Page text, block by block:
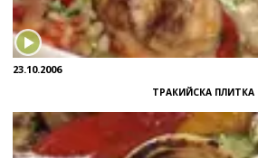
23.10.2006
ТРАКИЙСКА ПЛИТКА